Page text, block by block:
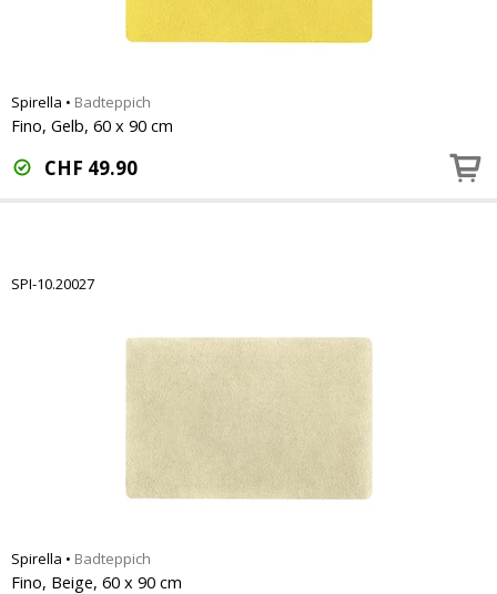
Spirella • Badteppich
Fino, Gelb, 60 x 90 cm
CHF 49.90
SPI-10.20027
Spirella • Badteppich
Fino, Beige, 60 x 90 cm